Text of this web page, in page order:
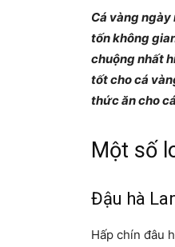
Cá vàng
tốn không
chuộng nhất
tốt cho cá
thức ăn cho
Một số
Đậu hà
Hấp chín đâu